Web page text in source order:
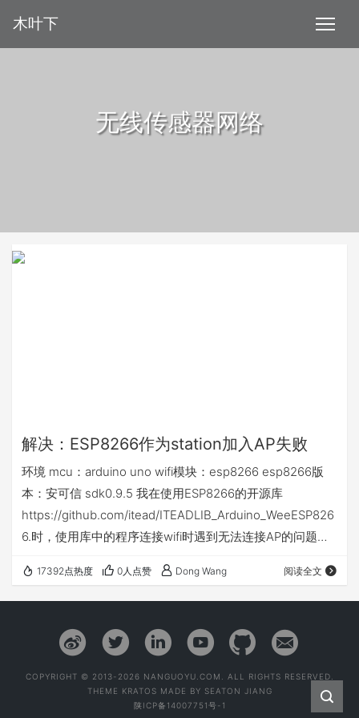
木叶下
无线传感器网络
解决：ESP8266作为station加入AP失败
环境 mcu：arduino uno wifi模块：esp8266 esp8266版
本：安可信 sdk0.9.5 我在使用ESP8266的开源库
https://github.com/itead/ITEADLIB_Arduino_WeeESP826
6.时，使用库中的程序连接wifi时遇到无法连接AP的问题。
"abcdef" #define PASSWORD "123456789" ESP8266
wifi(Serial); voi…
17392点热度 0人点赞 Dong Wang 阅读全文
COPYRIGHT © 2013-2026 NANGUOYU.COM. ALL RIGHTS RESERVED.
THEME KRATOS MADE BY SEATON JIANG
陕ICP备14007751号-1